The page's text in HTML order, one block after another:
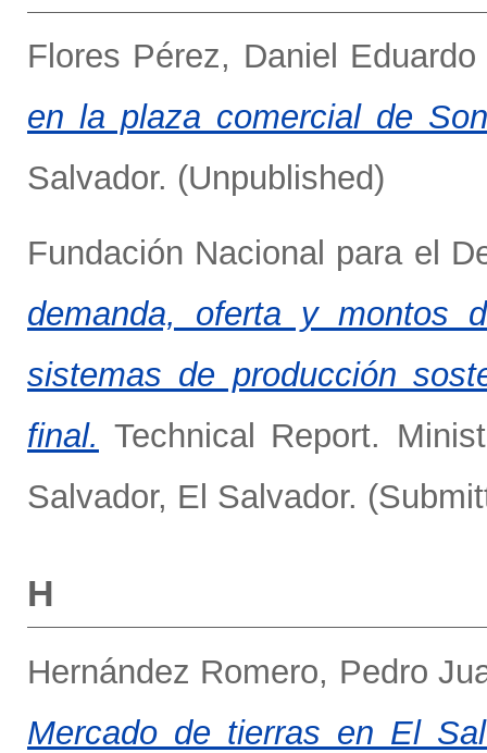
Flores Pérez, Daniel Eduardo
en la plaza comercial de
Salvador. (Unpublished)
Fundación Nacional para el
demanda, oferta y montos
sistemas de producción
final. Technical Report.
Salvador, El Salvador.
H
Hernández Romero, Pedro
Mercado de tierras en El